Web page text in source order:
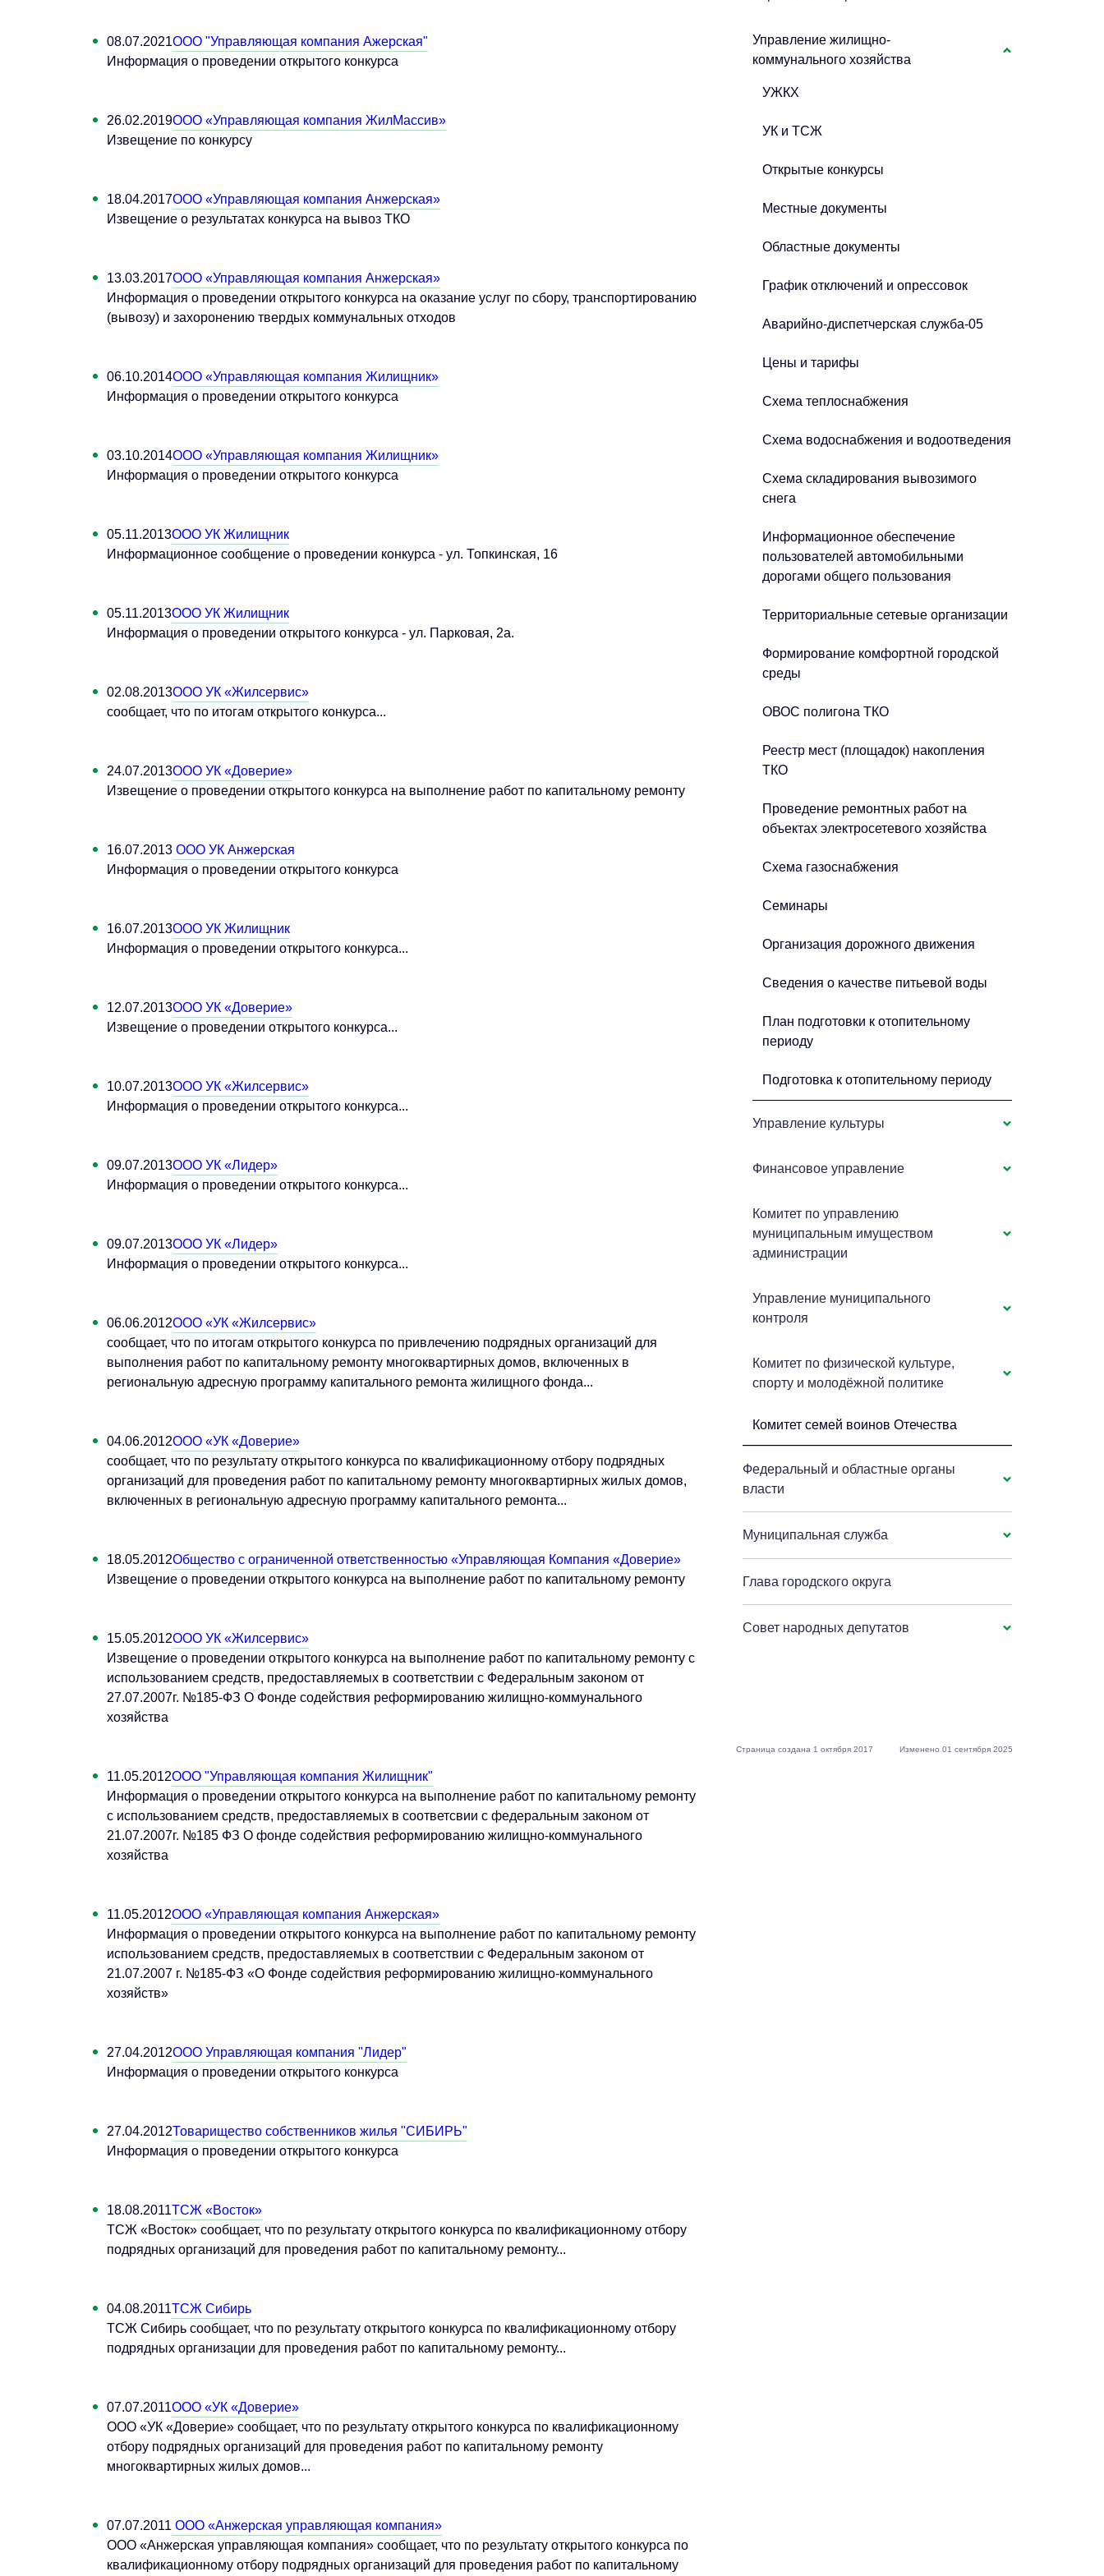
08.07.2021ООО "Управляющая компания Ажерская"
Информация о проведении открытого конкурса
26.02.2019ООО «Управляющая компания ЖилМассив»
Извещение по конкурсу
18.04.2017ООО «Управляющая компания Анжерская»
Извещение о результатах конкурса на вывоз ТКО
13.03.2017ООО «Управляющая компания Анжерская»
Информация о проведении открытого конкурса на оказание услуг по сбору, транспортированию
(вывозу) и захоронению твердых коммунальных отходов
06.10.2014ООО «Управляющая компания Жилищник»
Информация о проведении открытого конкурса
03.10.2014ООО «Управляющая компания Жилищник»
Информация о проведении открытого конкурса
05.11.2013ООО УК Жилищник
Информационное сообщение о проведении конкурса - ул. Топкинская, 16
05.11.2013ООО УК Жилищник
Информация о проведении открытого конкурса - ул. Парковая, 2а.
02.08.2013ООО УК «Жилсервис»
сообщает, что по итогам открытого конкурса...
24.07.2013ООО УК «Доверие»
Извещение о проведении открытого конкурса на выполнение работ по капитальному ремонту
16.07.2013 ООО УК Анжерская
Информация о проведении открытого конкурса
16.07.2013ООО УК Жилищник
Информация о проведении открытого конкурса...
12.07.2013ООО УК «Доверие»
Извещение о проведении открытого конкурса...
10.07.2013ООО УК «Жилсервис»
Информация о проведении открытого конкурса...
09.07.2013ООО УК «Лидер»
Информация о проведении открытого конкурса...
09.07.2013ООО УК «Лидер»
Информация о проведении открытого конкурса...
06.06.2012ООО «УК «Жилсервис»
сообщает, что по итогам открытого конкурса по привлечению подрядных организаций для
выполнения работ по капитальному ремонту многоквартирных домов, включенных в
региональную адресную программу капитального ремонта жилищного фонда...
04.06.2012ООО «УК «Доверие»
сообщает, что по результату открытого конкурса по квалификационному отбору подрядных
организаций для проведения работ по капитальному ремонту многоквартирных жилых домов,
включенных в региональную адресную программу капитального ремонта...
18.05.2012Общество с ограниченной ответственностью «Управляющая Компания «Доверие»
Извещение о проведении открытого конкурса на выполнение работ по капитальному ремонту
15.05.2012ООО УК «Жилсервис»
Извещение о проведении открытого конкурса на выполнение работ по капитальному ремонту с
использованием средств, предоставляемых в соответствии с Федеральным законом от
27.07.2007г. №185-ФЗ О Фонде содействия реформированию жилищно-коммунального
хозяйства
11.05.2012ООО "Управляющая компания Жилищник"
Информация о проведении открытого конкурса на выполнение работ по капитальному ремонту
с использованием средств, предоставляемых в соответсвии с федеральным законом от
21.07.2007г. №185 ФЗ О фонде содействия реформированию жилищно-коммунального
хозяйства
11.05.2012ООО «Управляющая компания Анжерская»
Информация о проведении открытого конкурса на выполнение работ по капитальному ремонту
использованием средств, предоставляемых в соответствии с Федеральным законом от
21.07.2007 г. №185-ФЗ «О Фонде содействия реформированию жилищно-коммунального
хозяйств»
27.04.2012ООО Управляющая компания "Лидер"
Информация о проведении открытого конкурса
27.04.2012Товарищество собственников жилья "СИБИРЬ"
Информация о проведении открытого конкурса
18.08.2011ТСЖ «Восток»
ТСЖ «Восток» сообщает, что по результату открытого конкурса по квалификационному отбору
подрядных организаций для проведения работ по капитальному ремонту...
04.08.2011ТСЖ Сибирь
ТСЖ Сибирь сообщает, что по результату открытого конкурса по квалификационному отбору
подрядных организации для проведения работ по капитальному ремонту...
07.07.2011ООО «УК «Доверие»
ООО «УК «Доверие» сообщает, что по результату открытого конкурса по квалификационному
отбору подрядных организаций для проведения работ по капитальному ремонту
многоквартирных жилых домов...
07.07.2011 ООО «Анжерская управляющая компания»
ООО «Анжерская управляющая компания» сообщает, что по результату открытого конкурса по
квалификационному отбору подрядных организаций для проведения работ по капитальному
Управление жилищно-
коммунального хозяйства
УЖКХ
УК и ТСЖ
Открытые конкурсы
Местные документы
Областные документы
График отключений и опрессовок
Аварийно-диспетчерская служба-05
Цены и тарифы
Схема теплоснабжения
Схема водоснабжения и водоотведения
Схема складирования вывозимого
снега
Информационное обеспечение
пользователей автомобильными
дорогами общего пользования
Территориальные сетевые организации
Формирование комфортной городской
среды
ОВОС полигона ТКО
Реестр мест (площадок) накопления
ТКО
Проведение ремонтных работ на
объектах электросетевого хозяйства
Схема газоснабжения
Семинары
Организация дорожного движения
Сведения о качестве питьевой воды
План подготовки к отопительному
периоду
Подготовка к отопительному периоду
Управление культуры
Финансовое управление
Комитет по управлению
муниципальным имуществом
администрации
Управление муниципального
контроля
Комитет по физической культуре,
спорту и молодёжной политике
Комитет семей воинов Отечества
Федеральный и областные органы
власти
Муниципальная служба
Глава городского округа
Совет народных депутатов
Страница создана 1 октября 2017 Изменено 01 сентября 2025